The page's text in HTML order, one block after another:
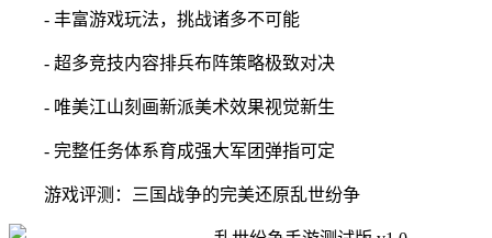
- 丰富游戏玩法，挑战诸多不可能
- 超多竞技内容排兵布阵策略极致对决
- 唯美江山刻画新派美术效果视觉新生
- 完整任务体系育成强大军团弹指可定
游戏评测：三国战争的完美还原乱世纷争